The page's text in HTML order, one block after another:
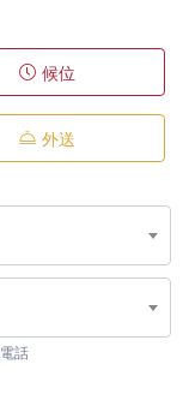
候位
外送
話